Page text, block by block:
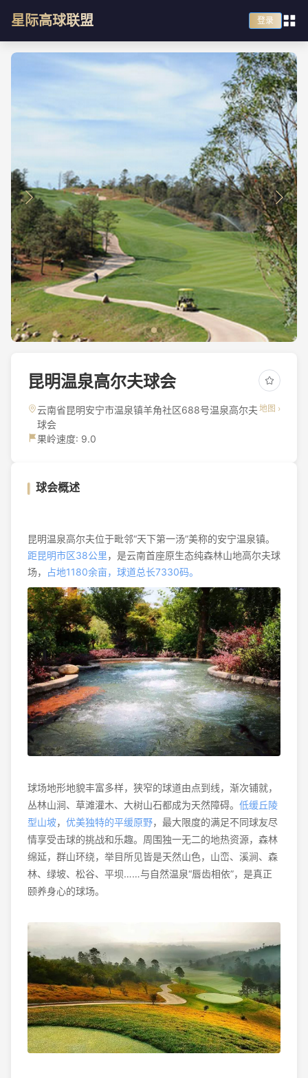
星际高球联盟 登录
昆明温泉高尔夫球会
云南省昆明安宁市温泉镇羊角社区688号温泉高尔夫
球会
地图 ›
果岭速度: 9.0
球会概述
昆明温泉高尔夫位于毗邻“天下第一汤”美称的安宁温泉镇。
距昆明市区38公里，是云南首座原生态纯森林山地高尔夫球
场，
占地1180余亩，球道总长7330码。
球场地形地貌丰富多样，狭窄的球道由点到线，渐次铺就，
丛林山涧、草滩灌木、大树山石都成为天然障碍。 低缓丘陵
型山坡， 优美独特的平缓原野，最大限度的满足不同球友尽
情享受击球的挑战和乐趣。周围独一无二的地热资源，森林
绵延，群山环绕，举目所见皆是天然山色，山峦、溪涧、森
林、绿坡、松谷、平坝……与自然温泉“唇齿相依”，是真正
颐养身心的球场。